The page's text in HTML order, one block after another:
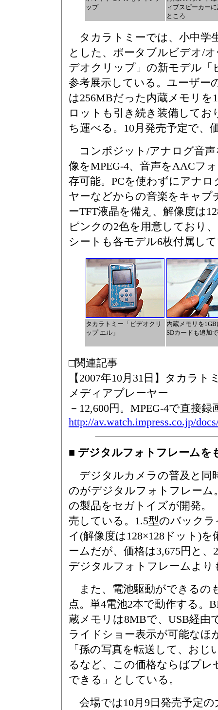
ップ
ィブスピーカー
ところ
タカラトミーでは、小中学
とした、ポータブルビデオ/
デオクリップ」の新モデル
参考展示している。ユーザー
は256MBだった内蔵メモリを
ロットも引き続き装備してお
ち運べる。10月発売予定で、
コンポジット/アナログ音声
像をMPEG-4、音声をAACフ
存可能。PCを使わずにアナ
ヤーなどからの音楽をキャプ
ーTFT液晶を備え、解像度は
ピンクの2色を用意しており
シートも各モデル6枚付属し
タカラトミー「ビデオクリ
ップ エル」
内蔵メモリを
SDカードも追加
□関連記事
【2007年10月31日】タカラ
メディアプレーヤー
－12,600円。MPEG-4で直接
http://av.watch.impress.co.jp/
■ デジタルフォトフレームを
デジタルカメラの普及と同
のがデジタルフォトフレーム
の製品をセガトイズが開発。
売している。1.5型のバック
イ(解像度は128×128ドット)
ームだが、価格は3,675円と
デジタルフォトフレームよ
また、電池駆動ができるの
点。単4電池2本で動作する。
蔵メモリは8MBで、USB経由
ライドショー表示が可能なほ
「孫の写真を転送して、お
るなど、この価格ならばプレ
できる」としている。
会場では10月9日発売予定